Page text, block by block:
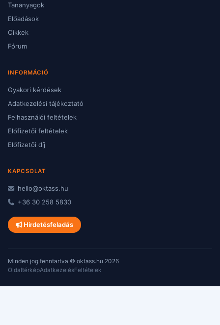
Tananyagok
Előadások
Cikkek
Fórum
INFORMÁCIÓ
Gyakori kérdések
Adatkezelési tájékoztató
Felhasználói feltételek
Előfizetői feltételek
Előfizetői díj
KAPCSOLAT
hello@oktass.hu
+36 30 258 5830
Hirdetésfeladás
Minden jog fenntartva © oktass.hu 2026
OldaltérképAdatkezelésFeltételek